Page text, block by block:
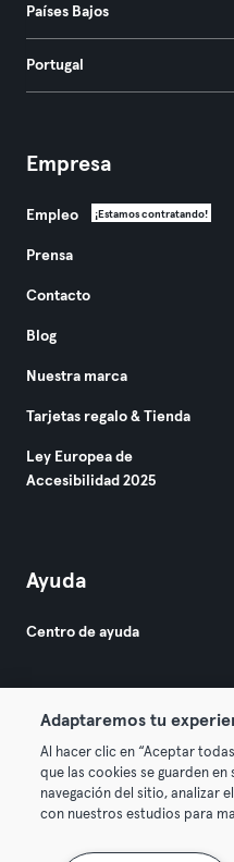
Países Bajos
Portugal
Empresa
Empleo ¡Estamos contratando!
Prensa
Contacto
Blog
Nuestra marca
Tarjetas regalo & Tienda
Ley Europea de
Accesibilidad 2025
Ayuda
Centro de ayuda
© 2026 Urban Sports
Términos y condiciones
Rescindir contratos aquí
Adaptaremos tu
Al hacer clic en “Aceptar
que las cookies se guarden
navegación del sitio, analizar
con nuestros estudios para